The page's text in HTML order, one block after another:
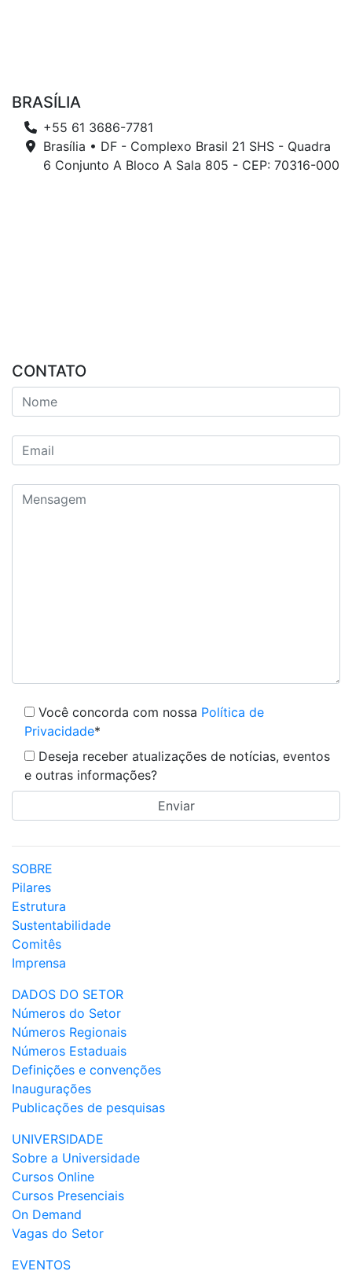
BRASÍLIA
+55 61 3686-7781
Brasília • DF - Complexo Brasil 21 SHS - Quadra
6 Conjunto A Bloco A Sala 805 - CEP: 70316-000
CONTATO
Você concorda com nossa Política de
Privacidade*
Deseja receber atualizações de notícias, eventos
e outras informações?
SOBRE
Pilares
Estrutura
Sustentabilidade
Comitês
Imprensa
DADOS DO SETOR
Números do Setor
Números Regionais
Números Estaduais
Definições e convenções
Inaugurações
Publicações de pesquisas
UNIVERSIDADE
Sobre a Universidade
Cursos Online
Cursos Presenciais
On Demand
Vagas do Setor
EVENTOS